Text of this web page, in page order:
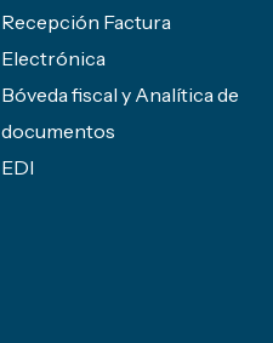
Recepción Factura
Electrónica
Bóveda fiscal y Analítica de
documentos
EDI